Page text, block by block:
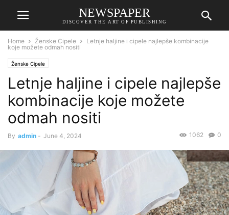
NEWSPAPER
DISCOVER THE ART OF PUBLISHING
Home Ženske Cipele
Letnje haljine i cipele najlepše kombinacije
koje možete odmah nositi
Ženske Cipele
Letnje haljine i cipele najlepše
kombinacije koje možete
odmah nositi
By admin - June 4, 2024 0
1062